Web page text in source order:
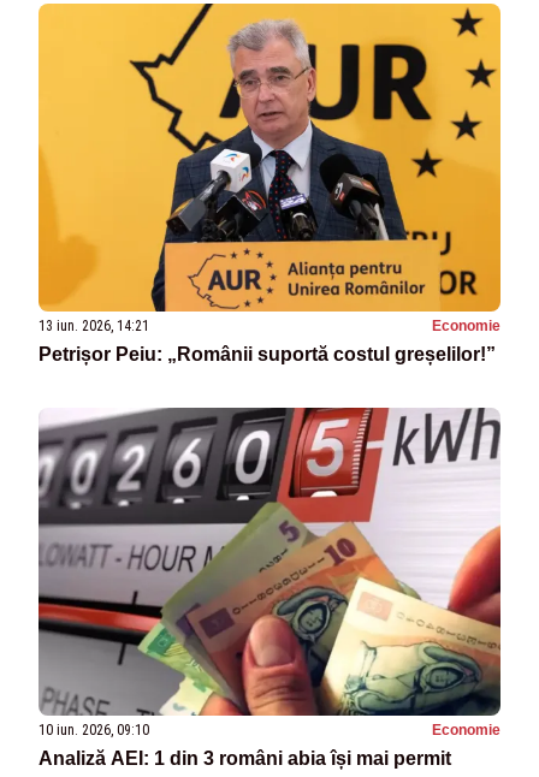
13 iun. 2026, 14:21 Economie
Petrișor Peiu: „Românii suportă costul greșelilor!”
10 iun. 2026, 09:10 Economie
Analiză AEI: 1 din 3 români abia își mai permit